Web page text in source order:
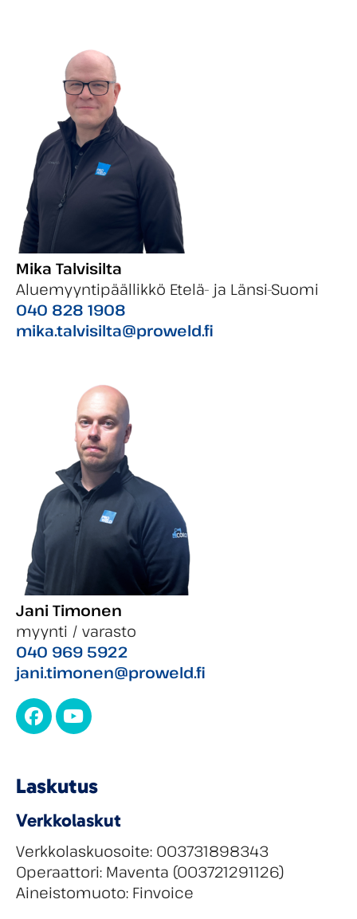
Mika Talvisilta
Aluemyyntipäällikkö Etelä- ja Länsi-Suomi
040 828 1908
mika.talvisilta@proweld.fi
Jani Timonen
myynti / varasto
040 969 5922
jani.timonen@proweld.fi
Facebook
YouTube
Laskutus
Verkkolaskut
Verkkolaskuosoite: 003731898343
Operaattori: Maventa (003721291126)
Aineistomuoto: Finvoice